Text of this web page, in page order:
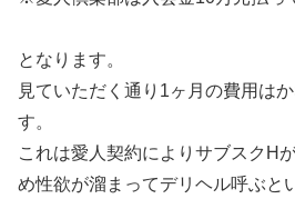
となります。
見ていただく通り1ヶ月の費用は
す。
これは愛人契約によりサブスクH
め性欲が溜まってデリヘル呼ぶと